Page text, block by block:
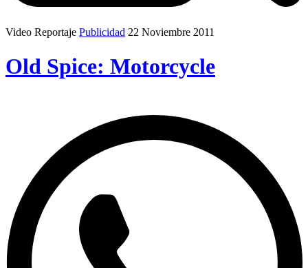
Video Reportaje Publicidad 22 Noviembre 2011
Old Spice: Motorcycle